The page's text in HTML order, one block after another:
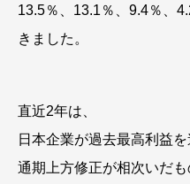
13.5％、13.1％、9.4％、
きました。
直近2年は、
日本企業が過去最高利益を
通期上方修正が相次いだも